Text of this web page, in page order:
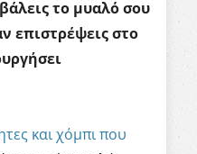
το μυαλό σου
επιστρέψεις στο
και χόμπι που